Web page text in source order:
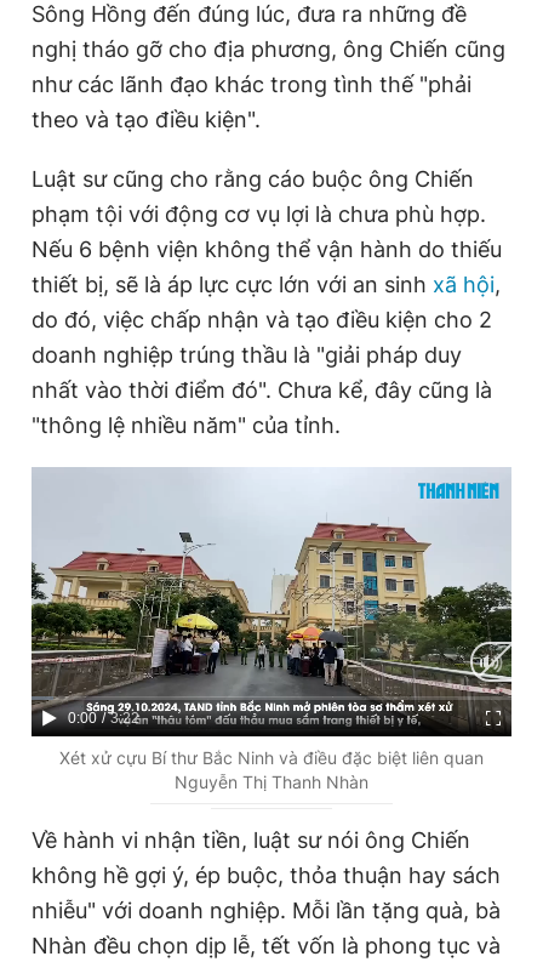
Sông Hồng đến đúng lúc, đưa ra những đề
nghị tháo gỡ cho địa phương, ông Chiến cũng
như các lãnh đạo khác trong tình thế "phải
theo và tạo điều kiện".
Luật sư cũng cho rằng cáo buộc ông Chiến
phạm tội với động cơ vụ lợi là chưa phù hợp.
Nếu 6 bệnh viện không thể vận hành do thiếu
thiết bị, sẽ là áp lực cực lớn với an sinh xã hội,
do đó, việc chấp nhận và tạo điều kiện cho 2
doanh nghiệp trúng thầu là "giải pháp duy
nhất vào thời điểm đó". Chưa kể, đây cũng là
"thông lệ nhiều năm" của tỉnh.
C
u
n
t
0:00 / D
u
o
3:22
Xét xử cựu Bí thư Bắc Ninh và điều đặc biệt liên quan
Nguyễn Thị Thanh Nhàn
Về hành vi nhận tiền, luật sư nói ông Chiến
không hề gợi ý, ép buộc, thỏa thuận hay sách
nhiễu" với doanh nghiệp. Mỗi lần tặng quà, bà
Nhàn đều chọn dịp lễ, tết vốn là phong tục và